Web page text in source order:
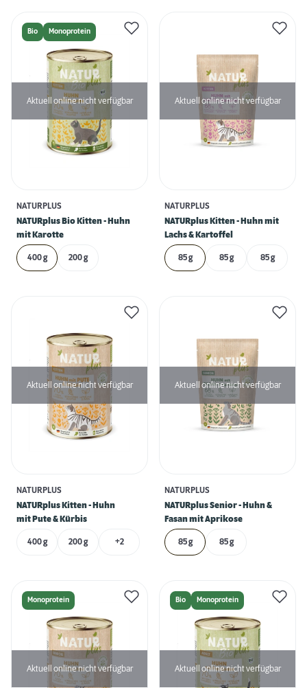
Bio Monoprotein
Aktuell online nicht verfügbar
NATURPLUS
NATURplus Bio Kitten - Huhn
mit Karotte
400 g 200 g
Aktuell online nicht verfügbar
NATURPLUS
NATURplus Kitten - Huhn mit
Lachs & Kartoffel
85 g 85 g 85 g
Aktuell online nicht verfügbar
NATURPLUS
NATURplus Kitten - Huhn
mit Pute & Kürbis
400 g 200 g +2
Aktuell online nicht verfügbar
NATURPLUS
NATURplus Senior - Huhn &
Fasan mit Aprikose
85 g 85 g
Monoprotein
Aktuell online nicht verfügbar
Bio Monoprotein
Aktuell online nicht verfügbar